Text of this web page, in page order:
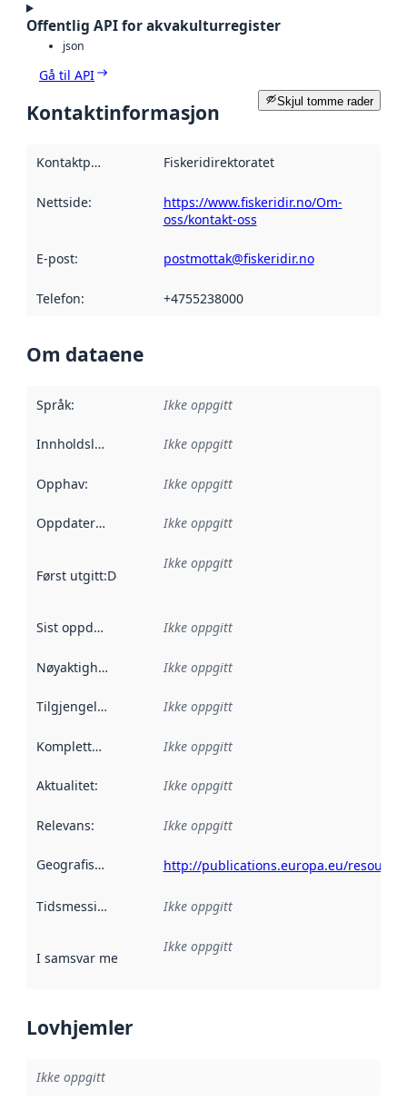
Offentlig API for akvakulturregister
json
Gå til API
Skjul tomme rader
Kontaktinformasjon
Kontaktpunkt Fiskeridirektoratet
Nettside:
https://www.fiskeridir.no/Om-
oss/kontakt-oss
E-post: postmottak@fiskeridir.no
Telefon: +4755238000
Om dataene
Språk: Ikke oppgitt
Innholdsleverandører :
Ikke oppgitt
Opphav: Ikke oppgitt
Oppdateringsfrekvens :
Ikke oppgitt
Først utgitt:Denne datoen sier når dataene i dette
Ikke oppgitt
Sist oppdatert Ikke oppgitt
Nøyaktighet Ikke oppgitt
Tilgjengelighet Ikke oppgitt
Kompletthet Ikke oppgitt
Aktualitet: Ikke oppgitt
Relevans: Ikke oppgitt
Geografisk avgrensning :
http://publications.europa.eu/
Tidsmessig avgrensning :
Ikke oppgitt
I samsvar med Referanse til en implementasjonsregel
Ikke oppgitt
Lovhjemler
Ikke oppgitt